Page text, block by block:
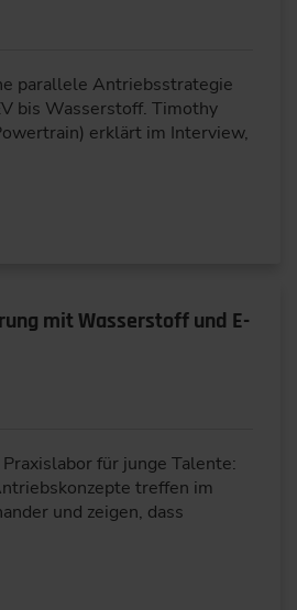
parallele Antriebsstrategie
bis Wasserstoff. Timothy
erklärt im Interview,
mit Wasserstoff und E-
für junge Talente:
treffen im
und zeigen, dass